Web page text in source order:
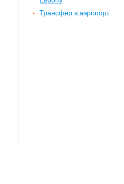
Трансфер в аэропорт